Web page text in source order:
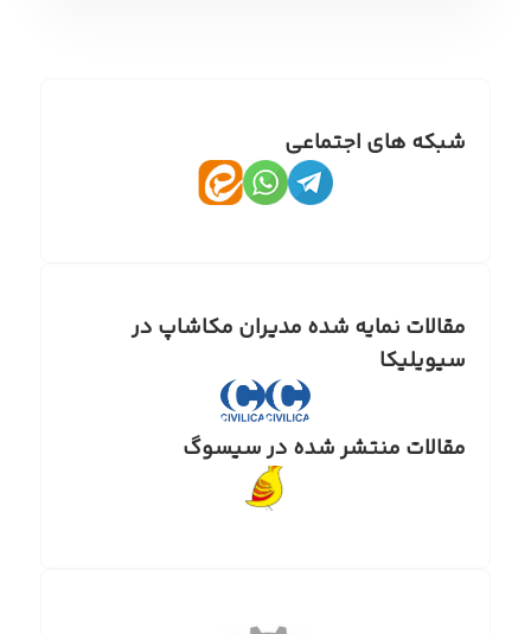
شبکه های اجتماعی
مقالات نمایه شده مدیران مکاشاپ در
سیویلیکا
مقالات منتشر شده در سیسوگ